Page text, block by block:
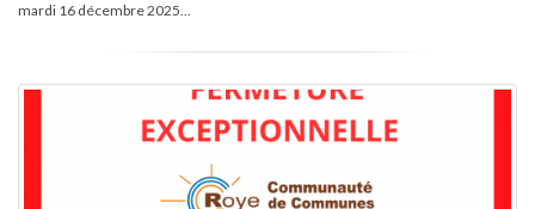
mardi 16 décembre 2025...